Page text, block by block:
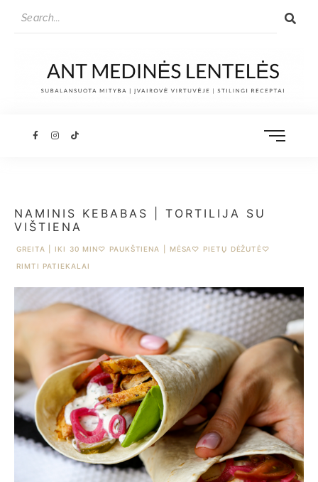
NAMINIS KEBABAS | TORTILIJA SU
VIŠTIENA
GREITA | IKI 30 MIN♡ PAUKŠTIENA | MĖSA♡ PIETŲ DĖŽUTĖ♡
RIMTI PATIEKALAI